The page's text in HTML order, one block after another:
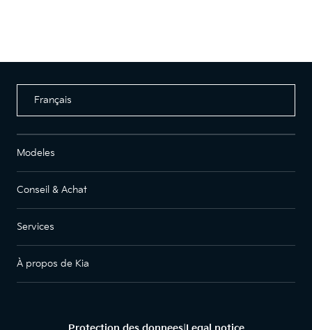
Français
Modeles
Conseil & Achat
Services
À propos de Kia